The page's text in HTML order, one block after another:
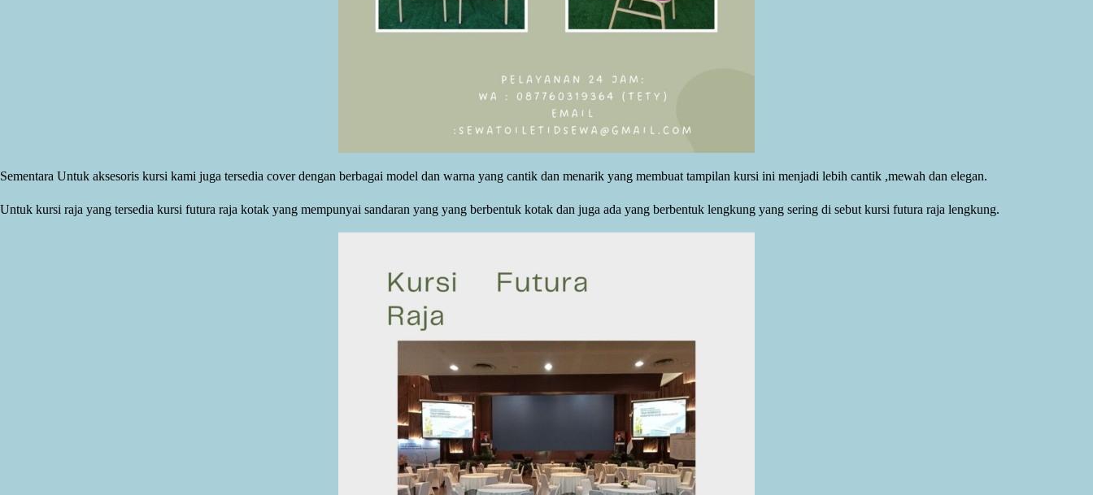
Sementara Untuk aksesoris kursi kami juga tersedia cover dengan berbagai model dan warna yang cantik dan menarik yang membuat tampilan kursi ini menjadi lebih cantik ,mewah dan elegan.
Untuk kursi raja yang tersedia kursi futura raja kotak yang mempunyai sandaran yang yang berbentuk kotak dan juga ada yang berbentuk lengkung yang sering di sebut kursi futura raja lengkung.